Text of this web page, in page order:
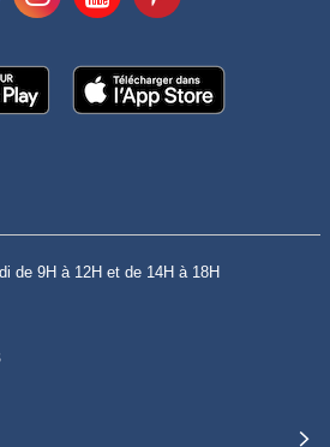
de 9H à 12H et de 14H à 18H